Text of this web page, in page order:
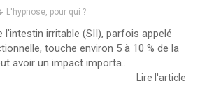
L'hypnose, pour qui ?
l'intestin irritable (SII), parfois appelé
touche environ 5 à 10 % de la
avoir un impact importa...
Lire l'article